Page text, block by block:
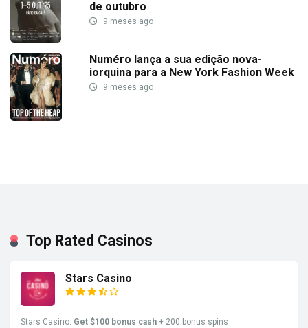
de outubro
9 meses ago
Numéro lança a sua edição nova-
iorquina para a New York Fashion Week
9 meses ago
Top Rated Casinos
Stars Casino
Stars Casino: Get $100 bonus cash + 200 bonus spins